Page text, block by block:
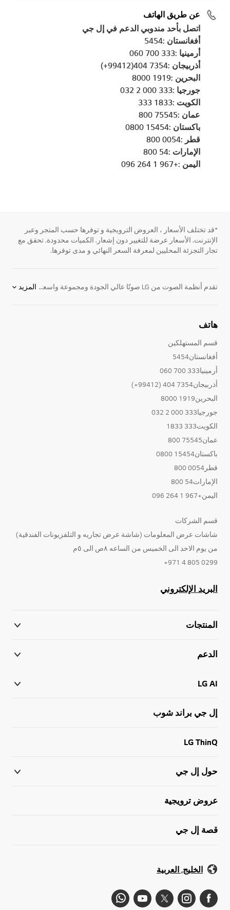
عن طريق الهاتف
اتصل بأحد مندوبي الدعم في إل جي
أفغانستان :5454
أرمينيا :333 700 060
أذربيجان :7354 404(99412+)
البحرين :1919 8000
جورجيا :333 000 2 032
الكويت :1833 333
عمان :75545 800
باكستان :15454 0800
قطر :0054 800
الإمارات :54 800
اليمن :+967 1 264 096
*قد تختلف الأسعار ، العروض الترويجية و توفرها حسب المتجر وعبر
الإنترنت. الأسعار عرضة للتغيير دون إشعار. الكميات محدودة. تحقق مع
تجار التجزئة المحليين لمعرفة السعر النهائي و مدى توفرها.
تقدم أنظمة الصوت من LG صوتًا عالي الجودة ومجموعة واسعة من الميزات التي تحسن جودة الصوت لجميع المستخدمين. تأتي أنظمة الصوت من LG مع تقنيات متطورة مثل Meridian Audio و Dolby Atmos و AirPlay 2 والمزيد، والتي تعمل على تحسين جودة الصوت بشكل عام وتوفير تجربة صوتية مذهلة. المزيد
هاتف
قسم المستهلكين
أفغانستان5454
أرمينيا333 700 060
أذربيجان7354 404 (99412+)
البحرين1919 8000
جورجيا333 000 2 032
الكويت333 1833
عمان75545 800
باكستان15454 0800
قطر0054 800
الإمارات54 800
اليمن+967 1 264 096
قسم الشركات
شاشات عرض المعلومات (شاشة عرض تجاريه و التلفزيونات الفندقية)
من يوم الاحد الى الخميس من الساعه ٨ص الى ٥م
0299 805 4 971+
البريد الإلكتروني
المنتجات
الدعم
LG AI
إل جي براند شوب
LG ThinQ
حول إل جي
عروض ترويجية
قصة إل جي
الخليج, العربية